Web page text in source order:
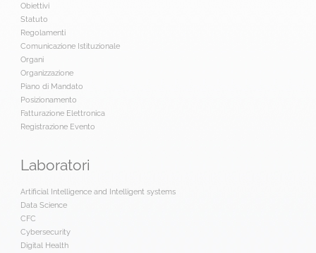
Obiettivi
Statuto
Regolamenti
Comunicazione Istituzionale
Organi
Organizzazione
Piano di Mandato
Posizionamento
Fatturazione Elettronica
Registrazione Evento
Laboratori
Artificial Intelligence and Intelligent systems
Data Science
CFC
Cybersecurity
Digital Health